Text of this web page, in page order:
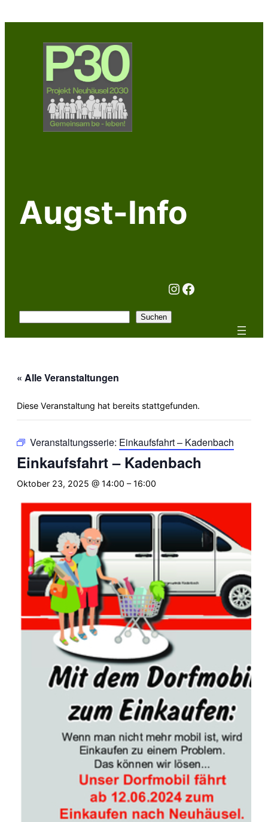
Augst-Info
Instagram
Facebook
Suchen
« Alle Veranstaltungen
Diese Veranstaltung hat bereits stattgefunden.
Veranstaltungsserie: Einkaufsfahrt – Kadenbach
Einkaufsfahrt – Kadenbach
Oktober 23, 2025 @ 14:00 – 16:00